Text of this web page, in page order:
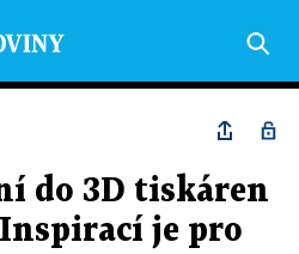
do 3D tiskáren
je pro